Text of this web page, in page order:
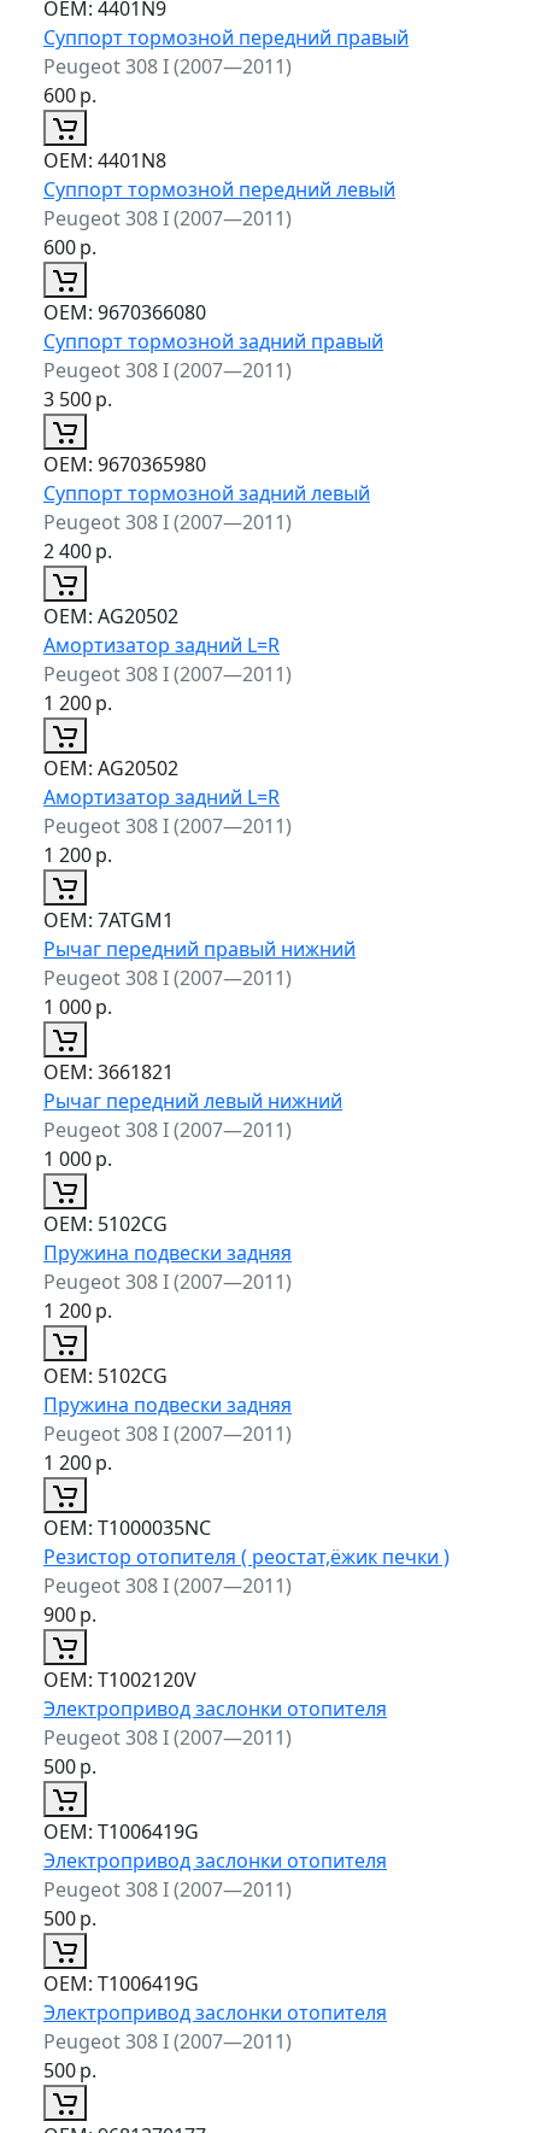
ОЕМ: 4401N9
Суппорт тормозной передний правый
Peugeot 308 I (2007—2011)
600р.
ОЕМ: 4401N8
Суппорт тормозной передний левый
Peugeot 308 I (2007—2011)
600р.
ОЕМ: 9670366080
Суппорт тормозной задний правый
Peugeot 308 I (2007—2011)
3 500р.
ОЕМ: 9670365980
Суппорт тормозной задний левый
Peugeot 308 I (2007—2011)
2 400р.
ОЕМ: AG20502
Амортизатор задний L=R
Peugeot 308 I (2007—2011)
1 200р.
ОЕМ: AG20502
Амортизатор задний L=R
Peugeot 308 I (2007—2011)
1 200р.
ОЕМ: 7ATGM1
Рычаг передний правый нижний
Peugeot 308 I (2007—2011)
1 000р.
ОЕМ: 3661821
Рычаг передний левый нижний
Peugeot 308 I (2007—2011)
1 000р.
ОЕМ: 5102CG
Пружина подвески задняя
Peugeot 308 I (2007—2011)
1 200р.
ОЕМ: 5102CG
Пружина подвески задняя
Peugeot 308 I (2007—2011)
1 200р.
ОЕМ: T1000035NC
Резистор отопителя ( реостат,ёжик печки )
Peugeot 308 I (2007—2011)
900р.
ОЕМ: T1002120V
Электропривод заслонки отопителя
Peugeot 308 I (2007—2011)
500р.
ОЕМ: T1006419G
Электропривод заслонки отопителя
Peugeot 308 I (2007—2011)
500р.
ОЕМ: T1006419G
Электропривод заслонки отопителя
Peugeot 308 I (2007—2011)
500р.